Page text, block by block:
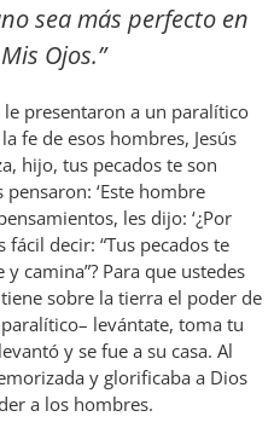
sea más perfecto en
Ojos.”
le presentaron a un paralítico
fe de esos hombres, Jesús
hijo, tus pecados te son
pensaron: ‘Este hombre
les dijo: ‘¿Por
fácil decir: “Tus pecados te
camina”? Para que ustedes
sobre la tierra el poder de
levántate, toma tu
y se fue a su casa. Al
y glorificaba a Dios
a los hombres.